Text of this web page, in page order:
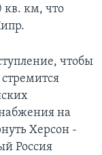
кв. км, что
чтобы
на
Херсон -
Россия